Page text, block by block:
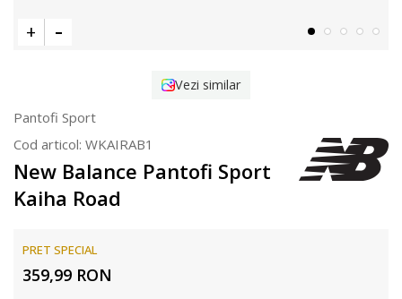
Vezi similar
Pantofi Sport
Cod articol: WKAIRAB1
New Balance Pantofi Sport
Kaiha Road
PRET SPECIAL
359,99 RON